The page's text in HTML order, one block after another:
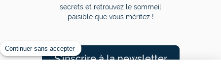
secrets et retrouvez le sommeil
paisible que vous méritez !
S'inscrire à la newsletter
Continuer sans accepter